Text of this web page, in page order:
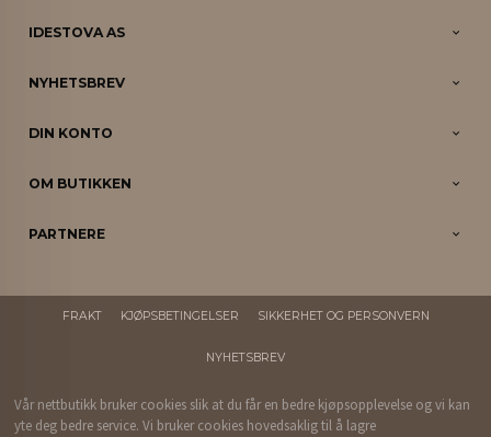
IDESTOVA AS
NYHETSBREV
DIN KONTO
OM BUTIKKEN
PARTNERE
FRAKT KJØPSBETINGELSER SIKKERHET OG PERSONVERN
NYHETSBREV
Vår nettbutikk bruker cookies slik at du får en bedre kjøpsopplevelse og vi kan
yte deg bedre service. Vi bruker cookies hovedsaklig til å lagre